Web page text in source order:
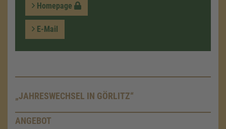
Homepage
E-Mail
„JAHRESWECHSEL IN GÖRLITZ“
ANGEBOT